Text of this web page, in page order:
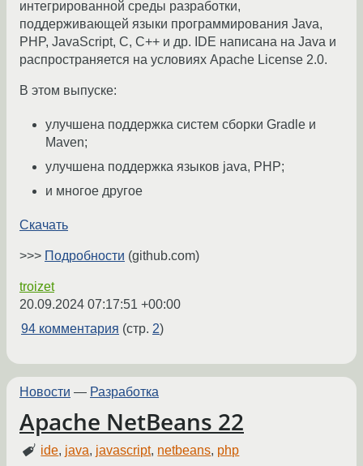
интегрированной среды разработки,
поддерживающей языки программирования Java,
PHP, JavaScript, C, C++ и др. IDE написана на Java и
распространяется на условиях Apache License 2.0.
В этом выпуске:
улучшена поддержка систем сборки Gradle и
Maven;
улучшена поддержка языков java, PHP;
и многое другое
Скачать
>>> Подробности (github.com)
troizet
20.09.2024 07:17:51 +00:00
94 комментария (стр. 2)
Новости — Разработка
Apache NetBeans 22
ide, java, javascript, netbeans, php